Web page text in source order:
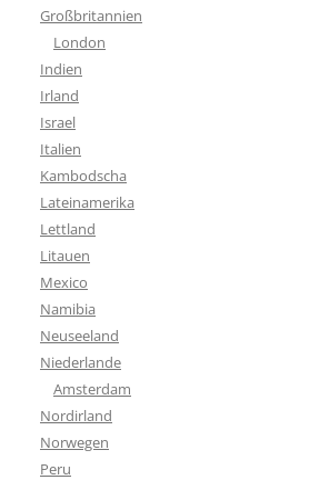
Großbritannien
London
Indien
Irland
Israel
Italien
Kambodscha
Lateinamerika
Lettland
Litauen
Mexico
Namibia
Neuseeland
Niederlande
Amsterdam
Nordirland
Norwegen
Peru